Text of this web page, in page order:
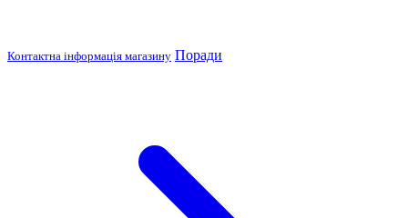
Контактна інформація магазину Поради